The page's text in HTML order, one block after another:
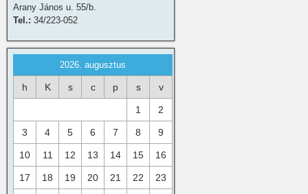
Arany János u. 55/b.
Tel.: 34/223-052
2026. augusztus
h K s c p s v
1 2
3 4 5 6 7 8 9
10 11 12 13 14 15 16
17 18 19 20 21 22 23